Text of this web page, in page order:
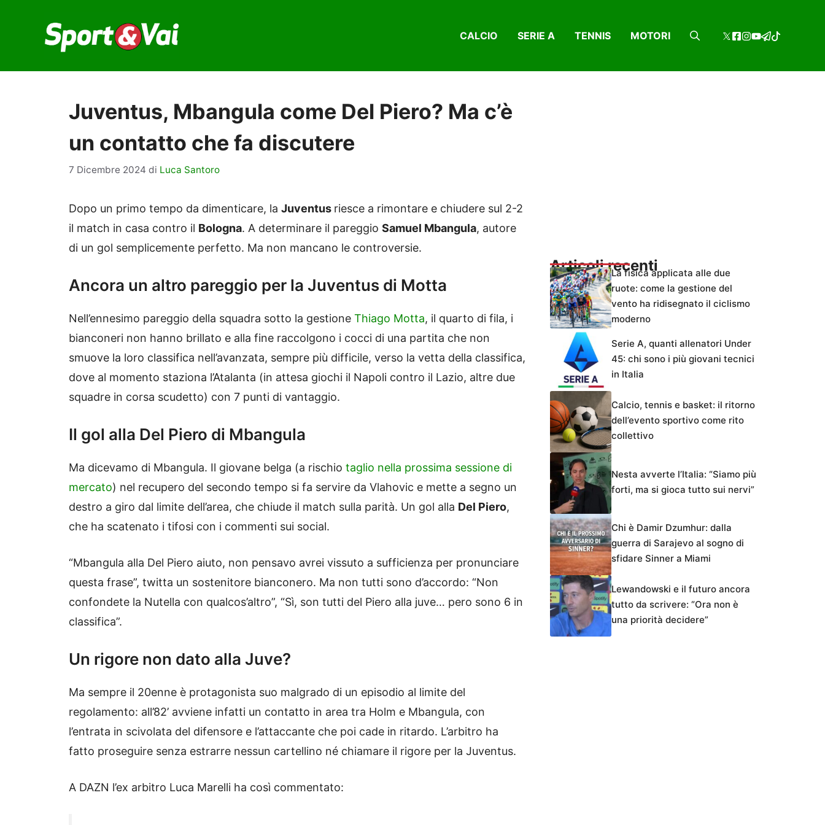
contenuto
CALCIO SERIE A TENNIS MOTORI
Juventus, Mbangula come Del Piero? Ma c’è
un contatto che fa discutere
7 Dicembre 2024 di Luca Santoro
Dopo un primo tempo da dimenticare, la Juventus riesce a rimontare e chiudere sul 2-2
il match in casa contro il Bologna. A determinare il pareggio Samuel Mbangula, autore
di un gol semplicemente perfetto. Ma non mancano le controversie.
Ancora un altro pareggio per la Juventus di Motta
Nell’ennesimo pareggio della squadra sotto la gestione Thiago Motta, il quarto di fila, i
bianconeri non hanno brillato e alla fine raccolgono i cocci di una partita che non
smuove la loro classifica nell’avanzata, sempre più difficile, verso la vetta della classifica,
dove al momento staziona l’Atalanta (in attesa giochi il Napoli contro il Lazio, altre due
squadre in corsa scudetto) con 7 punti di vantaggio.
Il gol alla Del Piero di Mbangula
Ma dicevamo di Mbangula. Il giovane belga (a rischio taglio nella prossima sessione di
mercato) nel recupero del secondo tempo si fa servire da Vlahovic e mette a segno un
destro a giro dal limite dell’area, che chiude il match sulla parità. Un gol alla Del Piero,
che ha scatenato i tifosi con i commenti sui social.
“Mbangula alla Del Piero aiuto, non pensavo avrei vissuto a sufficienza per pronunciare
questa frase”, twitta un sostenitore bianconero. Ma non tutti sono d’accordo: “Non
confondete la Nutella con qualcos’altro”, “Sì, son tutti del Piero alla juve… pero sono 6 in
classifica”.
Un rigore non dato alla Juve?
Ma sempre il 20enne è protagonista suo malgrado di un episodio al limite del
regolamento: all’82’ avviene infatti un contatto in area tra Holm e Mbangula, con
l’entrata in scivolata del difensore e l’attaccante che poi cade in ritardo. L’arbitro ha
fatto proseguire senza estrarre nessun cartellino né chiamare il rigore per la Juventus.
A DAZN l’ex arbitro Luca Marelli ha così commentato:
Articoli recentiLa fisica applicata alle due
ruote: come la gestione del
vento ha ridisegnato il ciclismo
moderno
Serie A, quanti allenatori Under
45: chi sono i più giovani tecnici
in Italia
Calcio, tennis e basket: il ritorno
dell’evento sportivo come rito
collettivo
Nesta avverte l’Italia: “Siamo più
forti, ma si gioca tutto sui nervi”
Chi è Damir Dzumhur: dalla
guerra di Sarajevo al sogno di
sfidare Sinner a Miami
Lewandowski e il futuro ancora
tutto da scrivere: “Ora non è
una priorità decidere”